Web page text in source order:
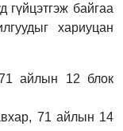
байгаа
хариуцан
айлын 12 блок
71 айлын 14